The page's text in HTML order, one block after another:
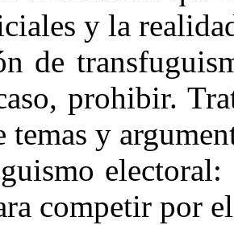
y la
de
prohibir.
temas y
competir por